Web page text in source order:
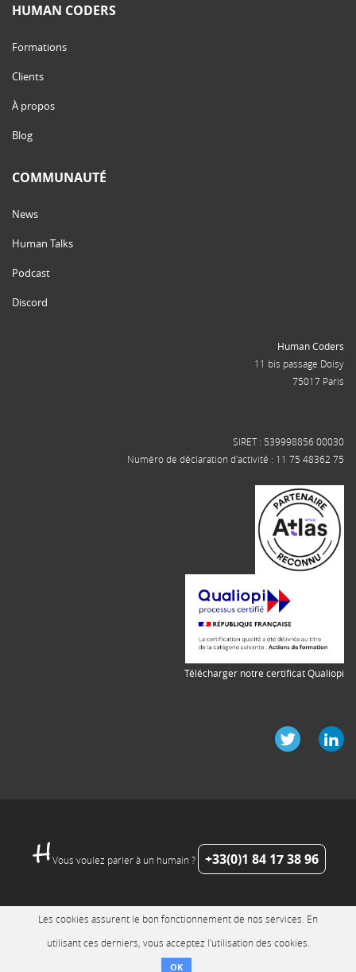
HUMAN CODERS
Formations
Clients
À propos
Blog
COMMUNAUTÉ
News
Human Talks
Podcast
Discord
Human Coders
11 bis passage Doisy
75017 Paris
SIRET : 539998856 00030
Numéro de déclaration d'activité : 11 75 48362 75
Télécharger notre certificat Qualiopi
Vous voulez parler à un humain ? +33(0)1 84 17 38 96
Les cookies assurent le bon fonctionnement de nos services. En
utilisant ces derniers, vous acceptez l'utilisation des cookies.
OK